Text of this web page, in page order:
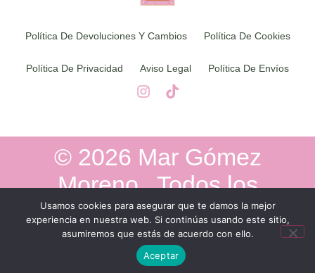
Política De Devoluciones Y Cambios Política De Cookies
Política De Privacidad Aviso Legal Política De Envíos
© 2026 Mar Gómez
Moreno . Todos los
derechos reservados
Usamos cookies para asegurar que te damos la mejor
experiencia en nuestra web. Si continúas usando este sitio,
asumiremos que estás de acuerdo con ello.
Aceptar